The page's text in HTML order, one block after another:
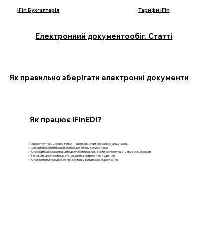
iFin Бухгалтерія Тарифи iFin
Електронний документообіг. Статті
Як правильно зберігати електронні документи
✅ Зареєструйтесь у сервісі iFin EDI — швидкий старт без зайвих налаштувань
✅ Додайте реквізити вашої компанії для обміну документами
✅ Створюйте або завантажуйте документи (накладні, акти, рахунки тощо) у зручному форматі
✅ Підпишіть документи КЕП та надішліть контрагентам в один клік
✅ Отримайте підтвердження про доставку та підписання документів
Як працює iFinEDI?